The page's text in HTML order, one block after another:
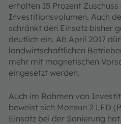
erhalten 15 Prozent
Investitionsvolumen. Auch
schränkt den Einsatz bisher
deutlich ein. Ab April 2017
landwirtschaftlichen
mehr mit magnetischen
eingesetzt werden.
Auch im Rahmen von
beweist sich Monsun 2 LED
Einsatz bei der Sanierung